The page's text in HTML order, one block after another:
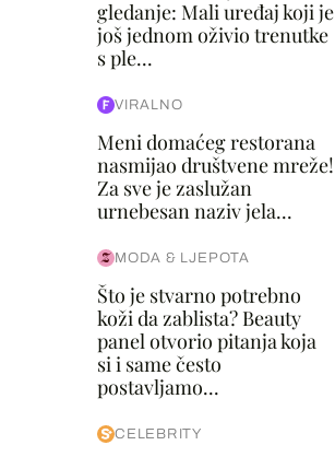
gledanje: Mali uređaj koji je
još jednom oživio trenutke
s ple...
VIRALNO
Meni domaćeg restorana
nasmijao društvene mreže!
Za sve je zaslužan
urnebesan naziv jela...
MODA & LJEPOTA
Što je stvarno potrebno
koži da zablista? Beauty
panel otvorio pitanja koja
si i same često
postavljamo...
CELEBRITY